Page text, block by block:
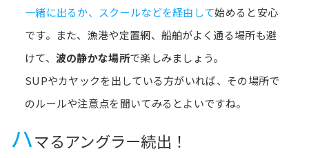
一緒に出るか、スクールなどを経由して始めると安心
です。また、漁港や定置網、船舶がよく通る場所も避
けて、 波の静かな場所で楽しみましょう。
SUPやカヤックを出している方がいれば、その場所で
のルールや注意点を聞いてみるとよいですね。
ハマるアングラー続出！